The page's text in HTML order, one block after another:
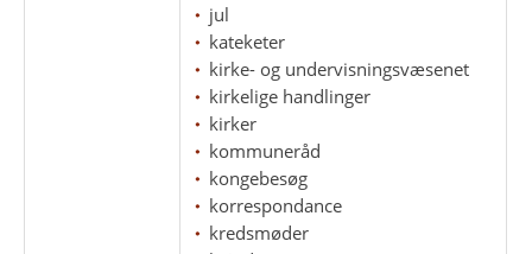
jul
kateketer
kirke- og undervisningsvæsenet
kirkelige handlinger
kirker
kommuneråd
kongebesøg
korrespondance
kredsmøder